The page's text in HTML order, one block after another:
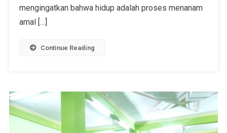
mengingatkan bahwa hidup adalah proses menanam
amal […]
Continue Reading